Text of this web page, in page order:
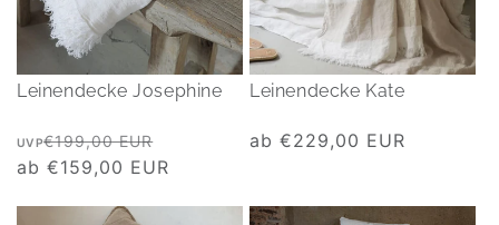
Leinendecke Josephine
Normaler
Preis
UVP€199,00 EUR
Verkaufspreis
ab €159,00 EUR
Leinendecke Kate
Normaler
ab €229,00 EUR